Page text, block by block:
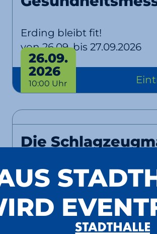
Erding bleibt fit!
von 26.09. bis 27.09.2026
26.09.
2026
10:00 Uhr
Die
Backstreet Noise
Konzert
10.10.
2026
Tickets ab